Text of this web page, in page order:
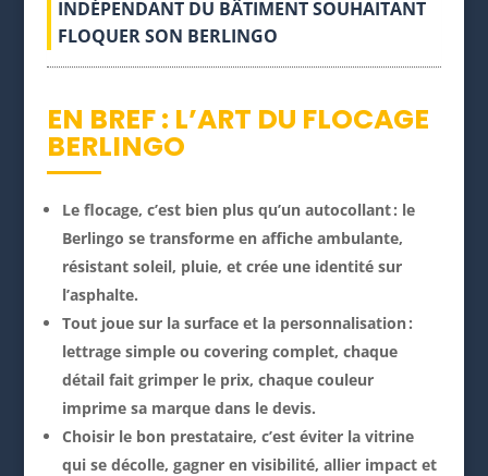
INDÉPENDANT DU BÂTIMENT SOUHAITANT
FLOQUER SON BERLINGO
EN BREF : L’ART DU FLOCAGE
BERLINGO
Le flocage, c’est bien plus qu’un autocollant : le
Berlingo se transforme en affiche ambulante,
résistant soleil, pluie, et crée une identité sur
l’asphalte.
Tout joue sur la surface et la personnalisation :
lettrage simple ou covering complet, chaque
détail fait grimper le prix, chaque couleur
imprime sa marque dans le devis.
Choisir le bon prestataire, c’est éviter la vitrine
qui se décolle, gagner en visibilité, allier impact et